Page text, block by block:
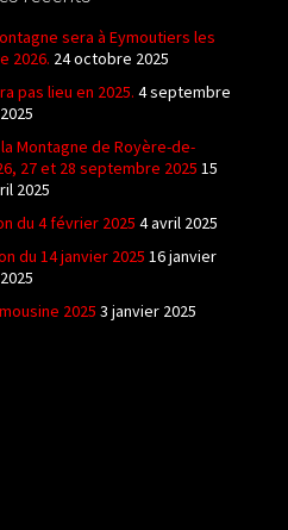
sera à Eymoutiers les
2026. 24 octobre 2025
pas lieu en 2025. 4 septembre
2025
Montagne de Royère-de-
27 et 28 septembre 2025 15
2025
du 4 février 2025 4 avril 2025
du 14 janvier 2025 16 janvier
2025
2025 3 janvier 2025